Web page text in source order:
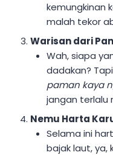
kemungkinan
malah tekor
Warisan dari
Wah, siapa
dadakan?
paman kaya
jangan terlalu
Nemu Harta
Selama ini
bajak laut, ya,